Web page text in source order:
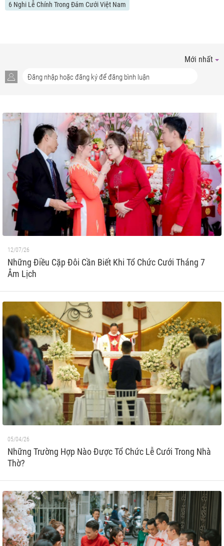
6 Nghi Lễ Chính Trong Đám Cưới Việt Nam
Mới nhất
12/07/26
Những Điều Cặp Đôi Cần Biết Khi Tổ Chức Cưới Tháng 7
Âm Lịch
05/04/26
Những Trường Hợp Nào Được Tổ Chức Lễ Cưới Trong Nhà
Thờ?